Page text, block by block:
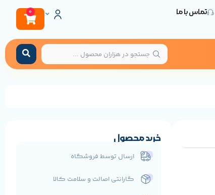
تماس با ما 0
خرید محصول
ارسال توسط فروشگاه
گارانتی اصالت و سلامت کالا